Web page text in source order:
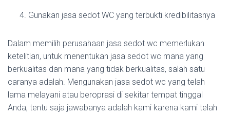
Gunakan jasa sedot WC yang terbukti kredibilitasnya
Dalam memilih perusahaan jasa sedot wc memerlukan
ketelitian, untuk menentukan jasa sedot wc mana yang
berkualitas dan mana yang tidak berkualitas, salah satu
caranya adalah. Mengunakan jasa sedot wc yang telah
lama melayani atau beroprasi di sekitar tempat tinggal
Anda, tentu saja jawabanya adalah kami karena kami telah